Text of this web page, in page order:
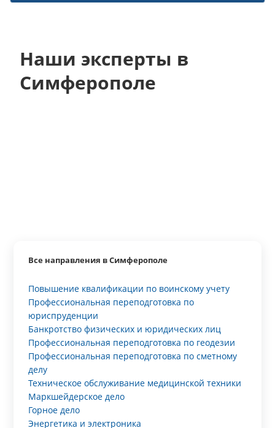
Наши эксперты в
Симферополе
Все направления в Симферополе
Повышение квалификации по воинскому учету
Профессиональная переподготовка по
юриспруденции
Банкротство физических и юридических лиц
Профессиональная переподготовка по геодезии
Профессиональная переподготовка по сметному
делу
Техническое обслуживание медицинской техники
Маркшейдерское дело
Горное дело
Энергетика и электроника